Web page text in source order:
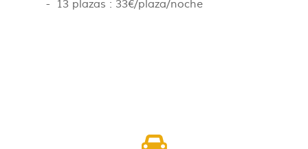
- 13 plazas : 33€/plaza/noche